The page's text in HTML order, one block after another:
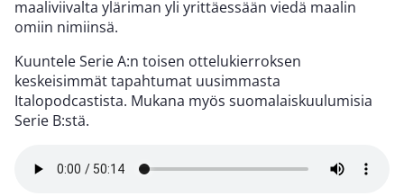
maaliviivalta yläriman yli yrittäessään viedä maalin
omiin nimiinsä.
Kuuntele Serie A:n toisen ottelukierroksen
keskeisimmät tapahtumat uusimmasta
Italopodcastista. Mukana myös suomalaiskuulumisia
Serie B:stä.